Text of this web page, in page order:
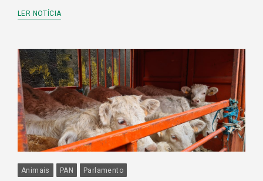
LER NOTÍCIA
Animais PAN Parlamento